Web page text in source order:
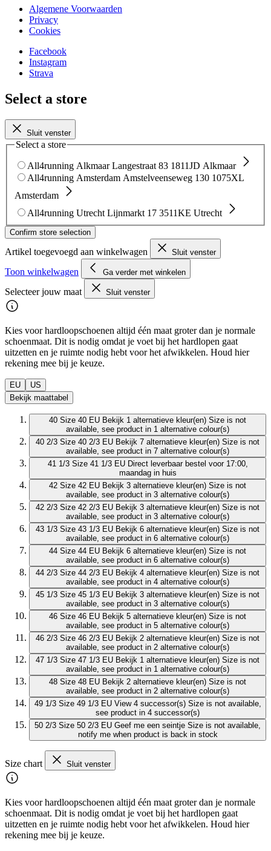
Algemene Voorwaarden
Privacy
Cookies
Facebook
Instagram
Strava
Select a store
Sluit venster
Select a store
All4running Alkmaar Langestraat 83 1811JD Alkmaar
All4running Amsterdam Amstelveenseweg 130 1075XL
Amsterdam
All4running Utrecht Lijnmarkt 17 3511KE Utrecht
Confirm store selection
Artikel toegevoegd aan winkelwagen Sluit venster
Toon winkelwagen Ga verder met winkelen
Selecteer jouw maat Sluit venster
Kies voor hardloopschoenen altijd één maat groter dan je normale
schoenmaat. Dit is nodig omdat je voet bij het hardlopen gaat
uitzetten en je ruimte nodig hebt voor het afwikkelen. Houd hier
rekening mee bij je keuze.
EU
US
Bekijk maattabel
40 Size 40 EU Bekijk 1 alternatieve kleur(en) Size is not
available, see product in 1 alternative colour(s)
40 2/3 Size 40 2/3 EU Bekijk 7 alternatieve kleur(en) Size is not
available, see product in 7 alternative colour(s)
41 1/3 Size 41 1/3 EU Direct leverbaar bestel voor 17:00,
maandag in huis
42 Size 42 EU Bekijk 3 alternatieve kleur(en) Size is not
available, see product in 3 alternative colour(s)
42 2/3 Size 42 2/3 EU Bekijk 3 alternatieve kleur(en) Size is not
available, see product in 3 alternative colour(s)
43 1/3 Size 43 1/3 EU Bekijk 6 alternatieve kleur(en) Size is not
available, see product in 6 alternative colour(s)
44 Size 44 EU Bekijk 6 alternatieve kleur(en) Size is not
available, see product in 6 alternative colour(s)
44 2/3 Size 44 2/3 EU Bekijk 4 alternatieve kleur(en) Size is not
available, see product in 4 alternative colour(s)
45 1/3 Size 45 1/3 EU Bekijk 3 alternatieve kleur(en) Size is not
available, see product in 3 alternative colour(s)
46 Size 46 EU Bekijk 5 alternatieve kleur(en) Size is not
available, see product in 5 alternative colour(s)
46 2/3 Size 46 2/3 EU Bekijk 2 alternatieve kleur(en) Size is not
available, see product in 2 alternative colour(s)
47 1/3 Size 47 1/3 EU Bekijk 1 alternatieve kleur(en) Size is not
available, see product in 1 alternative colour(s)
48 Size 48 EU Bekijk 2 alternatieve kleur(en) Size is not
available, see product in 2 alternative colour(s)
49 1/3 Size 49 1/3 EU View 4 successor(s) Size is not available,
see product in 4 successor(s)
50 2/3 Size 50 2/3 EU Geef me een seintje Size is not available,
notify me when product is back in stock
Size chart Sluit venster
Kies voor hardloopschoenen altijd één maat groter dan je normale
schoenmaat. Dit is nodig omdat je voet bij het hardlopen gaat
uitzetten en je ruimte nodig hebt voor het afwikkelen. Houd hier
rekening mee bij je keuze.